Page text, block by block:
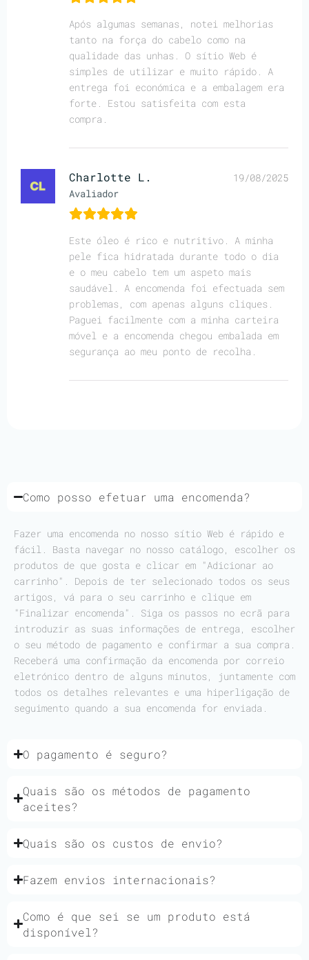
Após algumas semanas, notei melhorias
tanto na força do cabelo como na
qualidade das unhas. O sítio Web é
simples de utilizar e muito rápido. A
entrega foi económica e a embalagem era
forte. Estou satisfeita com esta
compra.
Charlotte L.
Avaliador
19/08/2025
Este óleo é rico e nutritivo. A minha
pele fica hidratada durante todo o dia
e o meu cabelo tem um aspeto mais
saudável. A encomenda foi efectuada sem
problemas, com apenas alguns cliques.
Paguei facilmente com a minha carteira
móvel e a encomenda chegou embalada em
segurança ao meu ponto de recolha.
Como posso efetuar uma encomenda?
Fazer uma encomenda no nosso sítio Web é rápido e
fácil. Basta navegar no nosso catálogo, escolher os
produtos de que gosta e clicar em "Adicionar ao
carrinho". Depois de ter selecionado todos os seus
artigos, vá para o seu carrinho e clique em
"Finalizar encomenda". Siga os passos no ecrã para
introduzir as suas informações de entrega, escolher
o seu método de pagamento e confirmar a sua compra.
Receberá uma confirmação da encomenda por correio
eletrónico dentro de alguns minutos, juntamente com
todos os detalhes relevantes e uma hiperligação de
seguimento quando a sua encomenda for enviada.
O pagamento é seguro?
Quais são os métodos de pagamento
aceites?
Quais são os custos de envio?
Fazem envios internacionais?
Como é que sei se um produto está
disponível?